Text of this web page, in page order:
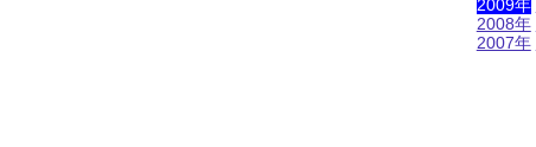
2009年
2008年
2007年